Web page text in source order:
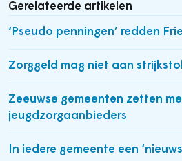
Gerelateerde artikelen
‘Pseudo penningen’ redden
Zorggeld mag niet aan
Zeeuwse gemeenten zetten
jeugdzorgaanbieders
In iedere gemeente een